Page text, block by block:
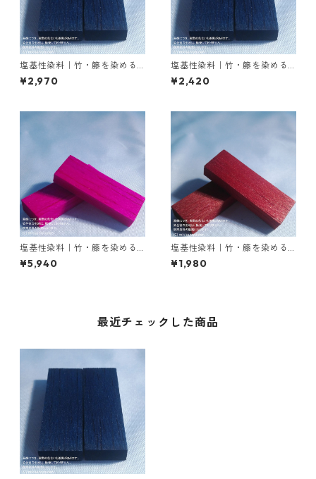
塩基性染料｜竹・籐を染める
｜100g｜塩基性ブラック（黒
色系）
¥2,970
塩基性染料｜竹・籐を染める
｜50g｜塩基性ブラック（黒
色系）
¥2,420
塩基性染料｜竹・籐を染める
｜50g｜ローダミンＢ（赤紫
色）
¥5,940
塩基性染料｜竹・籐を染める
｜20g｜M.Bビスマークブロン
Ｂ（茶色）
¥1,980
最近チェックした商品